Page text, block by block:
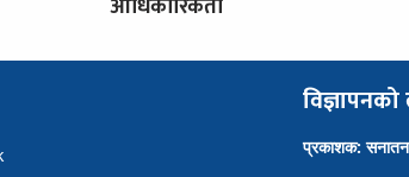
आधिकारिकता
प्रकाशक: सनातन